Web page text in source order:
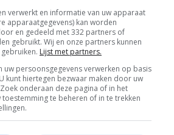
heb ik de rest van
helemaal niet
de combinatie is
bij de
verwerkt en informatie van uw apparaat
apparaatgegevens) kan worden
en gedeeld met 332 partners of
gebruikt. Wij en onze partners kunnen
Lijst met partners.
uw persoonsgegevens verwerken op basis
kunt hiertegen bezwaar maken door uw
onderaan deze pagina of in het
te beheren of in te trekken